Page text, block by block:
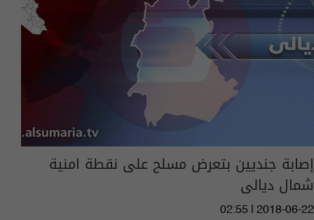
إصابة جنديين بتعرض مسلح على نقطة امنية
شمال ديالى
02:55 | 2018-06-22